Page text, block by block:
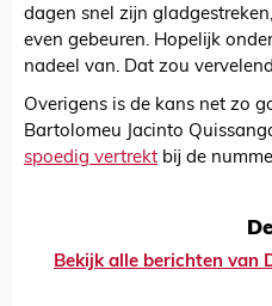
dagen snel zijn
even gebeuren. Hopelijk
nadeel van. Dat zou
Overigens is de kans net zo
Bartolomeu Jacinto
spoedig vertrekt bij de
Bekijk alle berichten van